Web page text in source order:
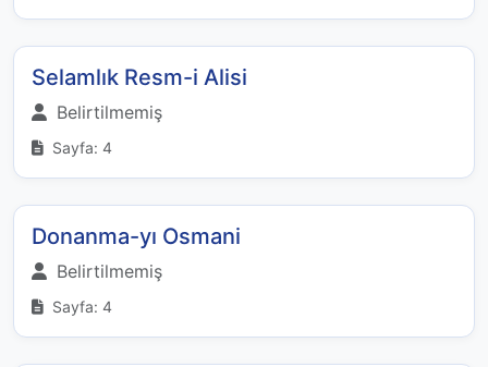
Selamlık Resm-i Alisi
Belirtilmemiş
Sayfa: 4
Donanma-yı Osmani
Belirtilmemiş
Sayfa: 4